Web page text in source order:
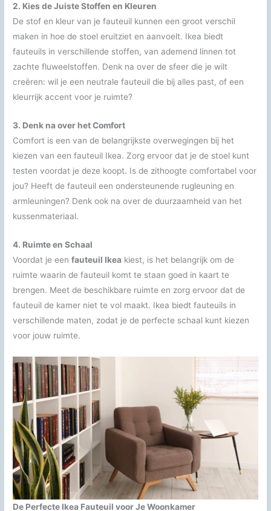
2. Kies de Juiste Stoffen en Kleuren
De stof en kleur van je fauteuil kunnen een groot verschil
maken in hoe de stoel eruitziet en aanvoelt. Ikea biedt
fauteuils in verschillende stoffen, van ademend linnen tot
zachte fluweelstoffen. Denk na over de sfeer die je wilt
creëren: wil je een neutrale fauteuil die bij alles past, of een
kleurrijk accent voor je ruimte?
3. Denk na over het Comfort
Comfort is een van de belangrijkste overwegingen bij het
kiezen van een fauteuil Ikea. Zorg ervoor dat je de stoel kunt
testen voordat je deze koopt. Is de zithoogte comfortabel voor
jou? Heeft de fauteuil een ondersteunende rugleuning en
armleuningen? Denk ook na over de duurzaamheid van het
kussenmateriaal.
4. Ruimte en Schaal
Voordat je eenfauteuil Ikea kiest, is het belangrijk om de
ruimte waarin de fauteuil komt te staan goed in kaart te
brengen. Meet de beschikbare ruimte en zorg ervoor dat de
fauteuil de kamer niet te vol maakt. Ikea biedt fauteuils in
verschillende maten, zodat je de perfecte schaal kunt kiezen
voor jouw ruimte.
De Perfecte Ikea Fauteuil voor Je Woonkamer